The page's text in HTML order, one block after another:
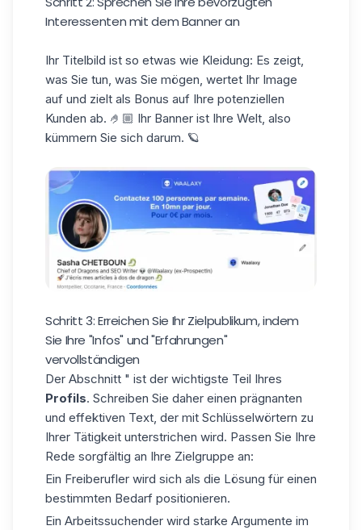
Interessenten mit dem Banner an
Ihr Titelbild ist so etwas wie Kleidung: Es zeigt,
was Sie tun, was Sie mögen, wertet Ihr Image
auf und zielt als Bonus auf Ihre potenziellen
Kunden ab. 🤌🏼 Ihr Banner ist Ihre Welt, also
kümmern Sie sich darum. 🪐
Schritt 3: Erreichen Sie Ihr Zielpublikum, indem
Sie Ihre "Infos" und "Erfahrungen"
vervollständigen
Der Abschnitt " ist der wichtigste Teil Ihres
Profils. Schreiben Sie daher einen prägnanten
und effektiven Text, der mit Schlüsselwörtern zu
Ihrer Tätigkeit unterstrichen wird. Passen Sie Ihre
Rede sorgfältig an Ihre Zielgruppe an:
Ein Freiberufler wird sich als die Lösung für einen
bestimmten Bedarf positionieren.
Ein Arbeitssuchender wird starke Argumente im